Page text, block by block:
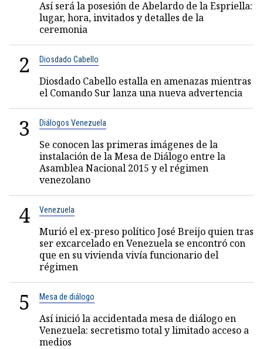
Así será la posesión de Abelardo de la Espriella:
lugar, hora, invitados y detalles de la
ceremonia
2 Diosdado Cabello
Diosdado Cabello estalla en amenazas mientras
el Comando Sur lanza una nueva advertencia
3 Diálogos Venezuela
Se conocen las primeras imágenes de la
instalación de la Mesa de Diálogo entre la
Asamblea Nacional 2015 y el régimen
venezolano
4 Venezuela
Murió el ex-preso político José Breijo quien tras
ser excarcelado en Venezuela se encontró con
que en su vivienda vivía funcionario del
régimen
5 Mesa de diálogo
Así inició la accidentada mesa de diálogo en
Venezuela: secretismo total y limitado acceso a
medios